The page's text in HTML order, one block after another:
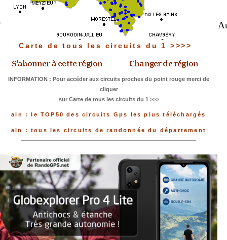
Carte de tous les circuits du 1 >>>>
INFORMATION : Pour accéder aux circuits proches du point rouge merci de
cliquer
sur Carte de tous les circuits du 1 >>>
ain : le TOP50 des circuits Gps les plus téléchargés
ain : tous les circuits de randonnée du département